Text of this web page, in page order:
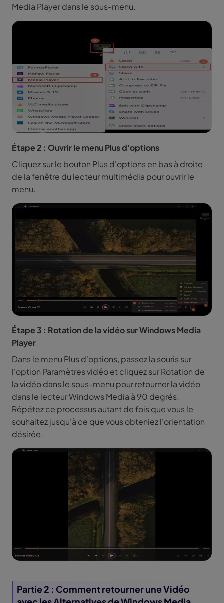
Media Player dans le sous-menu.
Étape 2 : Ouvrir le menu Plus d'options
Cliquez sur le bouton Plus d'options en bas à droite
de la fenêtre du lecteur multimédia pour ouvrir le
menu.
Étape 3 : Rotation de la vidéo sur Windows Media
Player
Dans le menu Plus d'options, passez la souris sur
l'option Paramètres vidéo et cliquez sur Rotation de
la vidéo dans le sous-menu pour retourner la vidéo
dans le lecteur Windows Media à 90 degrés.
Répétez ce processus autant de fois que vous le
souhaitez jusqu'à ce que vous obteniez l'orientation
désirée.
Partie 2 : Comment retourner une Vidéo